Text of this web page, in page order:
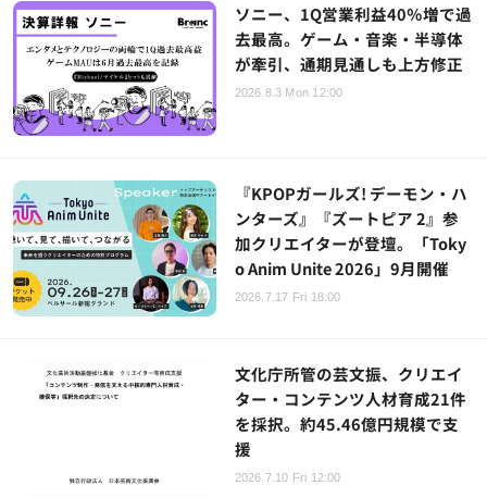
ソニー、1Q営業利益40％増で過
去最高。ゲーム・音楽・半導体
が牽引、通期見通しも上方修正
2026.8.3 Mon 12:00
『KPOPガールズ! デーモン・ハ
ンターズ』『ズートピア 2』参
加クリエイターが登壇。「Toky
o Anim Unite 2026」9月開催
2026.7.17 Fri 18:00
文化庁所管の芸文振、クリエイ
ター・コンテンツ人材育成21件
を採択。約45.46億円規模で支
援
2026.7.10 Fri 12:00